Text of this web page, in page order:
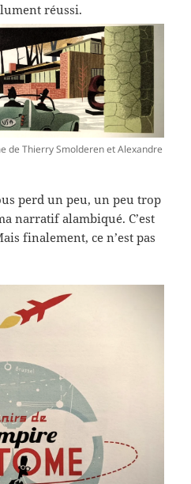
réussi.
de Thierry Smolderen et Alexandre
perd un peu, un peu trop
narratif alambiqué. C’est
finalement, ce n’est pas